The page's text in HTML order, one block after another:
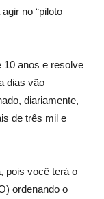
no “piloto
10 anos e resolve
dias vão
diariamente,
de três mil e
pois você terá o
ordenando o